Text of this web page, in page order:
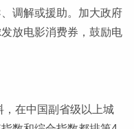
调解或援助。加大政府
放电影消费券，鼓励电
在中国副省级以上城